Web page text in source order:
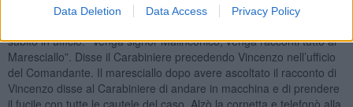
Data Deletion Data Access Privacy Policy
dell’alloggio di servizio, chiamò il Maresciallo. “Scenda c’è un tizio
subito in ufficio. “Venga signor Malinconico, venga racconti tutto al
Maresciallo”. Disse il Carabiniere precedendo Vincenzo nell’ufficio
del Comandante. Il maresciallo dopo avere ascoltato il racconto di
Vincenzo disse al Carabiniere di andare in macchina e di prendere
il fucile con tutte le cautele del caso. Alzò la cornetta e telefonò alla